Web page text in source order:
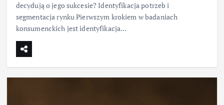
decydują o jego sukcesie? Identyfikacja potrzeb i
segmentacja rynku Pierwszym krokiem w badaniach
konsumenckich jest identyfikacja…